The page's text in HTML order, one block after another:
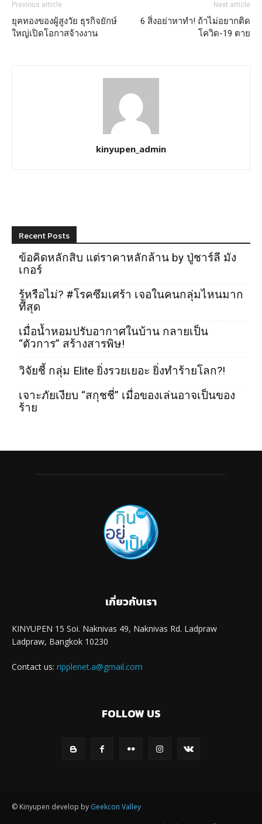
Previous article
ยุคทองของผู้สูงวัย ธุรกิจยักษ์
ใหญ่เปิดโอกาสจ้างงาน
Next article
6 สิ่งอย่าหาทำ! ถ้าไม่อยากติด
โควิด-19 ตาย
kinyupen_admin
Recent Posts
ข้อคิดหลักสิบ แต่ราคาหลักล้าน by ปู่ชาร์ลี มัง
เกอร์
รู้หรือไม่? #โรคซึมเศร้า เจอในคนกลุ่มไหนมาก
ที่สุด
เมื่อน้ำหอมปรับอากาศในบ้าน กลายเป็น
“ตัวการ” สร้างสารพิษ!
วิจัยชี้ กลุ่ม Elite ยิ่งรวยเยอะ ยิ่งทำร้ายโลก?!
เจาะภัยเงียบ “สกุชชี่” เมื่อของเล่นอาจเป็นของ
ร้าย
เกี่ยวกับเรา
KINYUPEN 15 Soi. Naknivas 49, Naknivas Rd. Ladpraw
Ladpraw, Bangkok 10230
Contact us: ripplenet.a@gmail.com
FOLLOW US
© Kinyupen develop by Geekcon Valley